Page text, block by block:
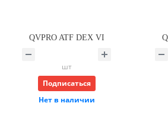
QVPRO ATF DEX VI
шт
Подписаться
Нет в наличии